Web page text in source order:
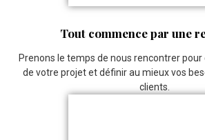
Tout commence par une
Prenons le temps de nous rencontrer
de votre projet et définir au mieux vos
clients.